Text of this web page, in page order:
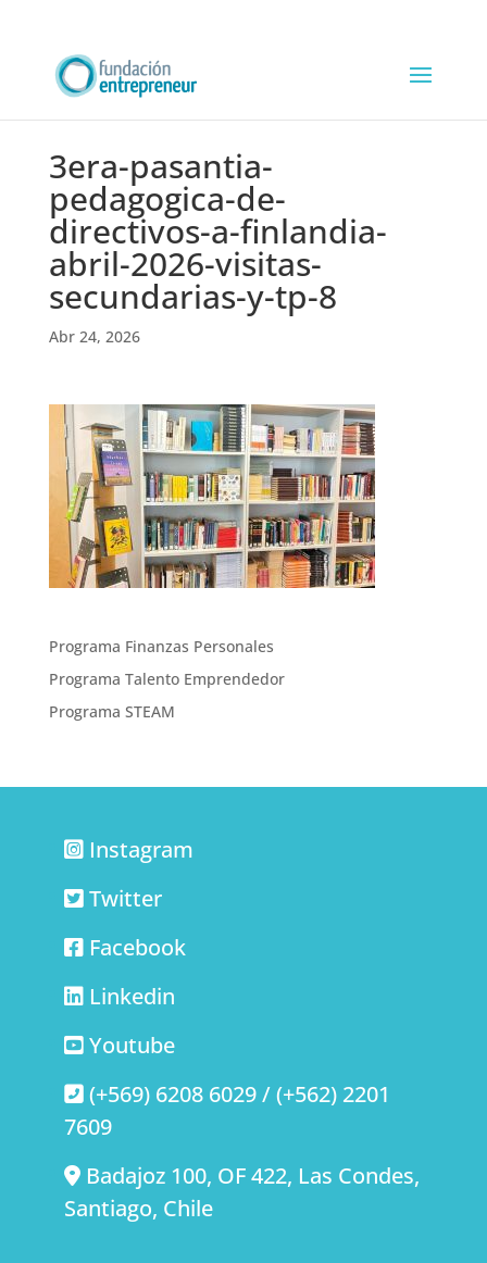
3era-pasantia-
pedagogica-de-
directivos-a-finlandia-
abril-2026-visitas-
secundarias-y-tp-8
Abr 24, 2026
Programa Finanzas Personales
Programa Talento Emprendedor
Programa STEAM
Instagram
Twitter
Facebook
Linkedin
Youtube
(+569) 6208 6029 / (+562) 2201
7609
Badajoz 100, OF 422, Las Condes,
Santiago, Chile